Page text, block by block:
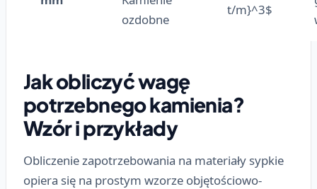
ozdobne
t/m}^3$
Jak obliczyć wagę
potrzebnego kamienia?
Wzór i przykłady
Obliczenie zapotrzebowania na materiały sypkie
opiera się na prostym wzorze objętościowo-